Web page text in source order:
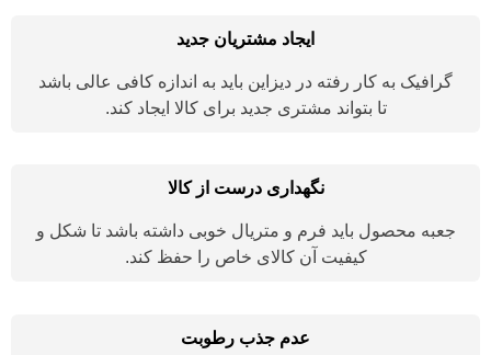
ایجاد مشتریان جدید
گرافیک به کار رفته در دیزاین باید به اندازه کافی عالی باشد
تا بتواند مشتری جدید برای کالا ایجاد کند.
نگهداری درست از کالا
جعبه محصول باید فرم و متریال خوبی داشته باشد تا شکل و
کیفیت آن کالای خاص را حفظ کند.
عدم جذب رطوبت